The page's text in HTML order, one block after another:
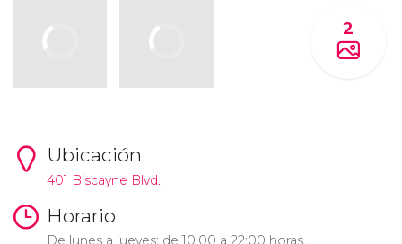
2
Ubicación
401 Biscayne Blvd.
Horario
De lunes a jueves: de 10:00 a 22:00 horas.